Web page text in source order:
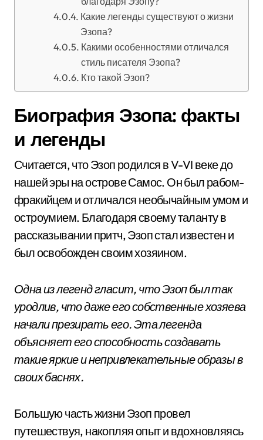
Какие легенды существуют о жизни
Эзопа?
Какими особенностями отличался
стиль писателя Эзопа?
Кто такой Эзоп?
Биография Эзопа: факты
и легенды
Считается, что Эзоп родился в V-VI веке до
нашей эры на острове Самос. Он был рабом-
фракийцем и отличался необычайным умом и
остроумием. Благодаря своему таланту в
рассказывании притч, Эзоп стал известен и
был освобожден своим хозяином.
Одна из легенд гласит, что Эзоп был так
уродлив, что даже его собственные хозяева
начали презирать его. Эта легенда
объясняет его способность создавать
такие яркие и непривлекательные образы в
своих баснях.
Большую часть жизни Эзоп провел
путешествуя, накопляя опыт и вдохновляясь